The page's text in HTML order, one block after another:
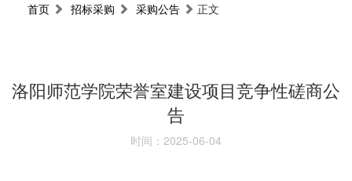
首页 招标采购 采购公告 正文
洛阳师范学院荣誉室建设项目竞争性磋商公
告
时间：2025-06-04